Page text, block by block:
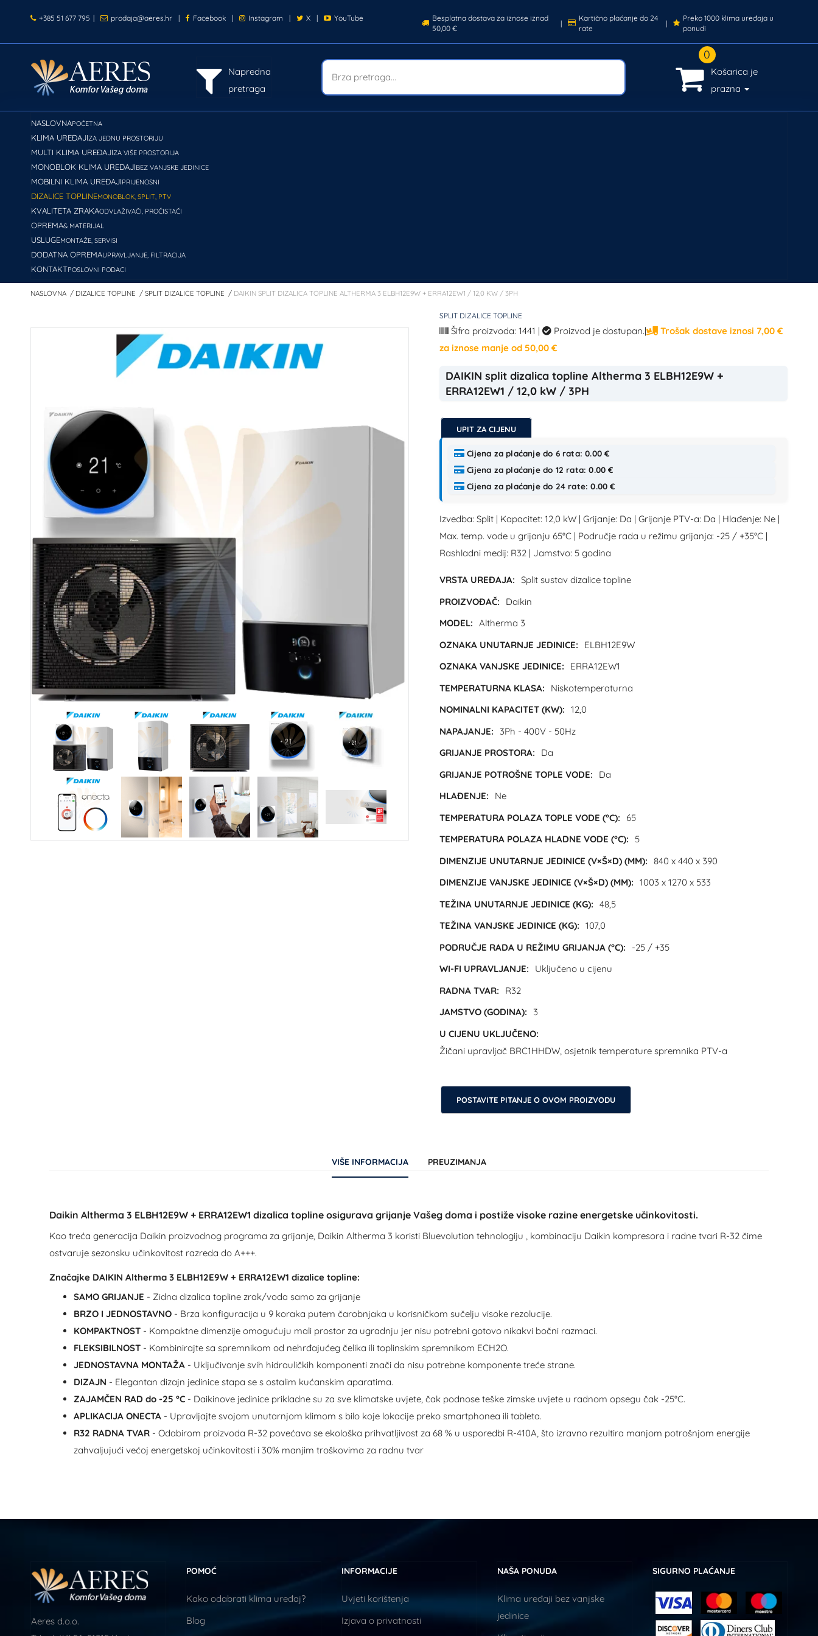
+385 51 677 795 | prodaja@aeres.hr | Facebook | Instagram | X | YouTube
Besplatna dostava za iznose iznad
50,00 €
|
Kartično plaćanje do 24
rate
|
Preko 1000 klima uređaja u
ponudi
Napredna
pretraga
0
Košarica je
prazna
NASLOVNAPOČETNA
KLIMA UREĐAJIZA JEDNU PROSTORIJU
MULTI KLIMA UREĐAJIZA VIŠE PROSTORIJA
MONOBLOK KLIMA UREĐAJIBEZ VANJSKE JEDINICE
MOBILNI KLIMA UREĐAJIPRIJENOSNI
DIZALICE TOPLINEMONOBLOK, SPLIT, PTV
KVALITETA ZRAKAODVLAŽIVAČI, PROČISTAČI
OPREMA& MATERIJAL
USLUGEMONTAŽE, SERVISI
DODATNA OPREMAUPRAVLJANJE, FILTRACIJA
KONTAKTPOSLOVNI PODACI
NASLOVNA DIZALICE TOPLINE SPLIT DIZALICE TOPLINE DAIKIN SPLIT DIZALICA TOPLINE ALTHERMA 3 ELBH12E9W + ERRA12EW1 / 12,0 KW / 3PH
SPLIT DIZALICE TOPLINE
Šifra proizvoda: 1441 | Proizvod je dostupan.|
Trošak dostave iznosi 7,00 €
za iznose manje od 50,00 €
DAIKIN split dizalica topline Altherma 3 ELBH12E9W +
ERRA12EW1 / 12,0 kW / 3PH
UPIT ZA CIJENU
Cijena za plaćanje do 6 rata: 0.00 €
Cijena za plaćanje do 12 rata: 0.00 €
Cijena za plaćanje do 24 rate: 0.00 €
Izvedba: Split | Kapacitet: 12,0 kW | Grijanje: Da | Grijanje PTV-a: Da | Hlađenje: Ne |
Max. temp. vode u grijanju 65°C | Područje rada u režimu grijanja: -25 / +35°C |
Rashladni medij: R32 | Jamstvo: 5 godina
VRSTA UREĐAJA: Split sustav dizalice topline
PROIZVOĐAČ:
Daikin
MODEL: Altherma 3
OZNAKA UNUTARNJE JEDINICE:
ELBH12E9W
OZNAKA VANJSKE JEDINICE:
ERRA12EW1
TEMPERATURNA KLASA:
Niskotemperaturna
NOMINALNI KAPACITET (KW): 12,0
NAPAJANJE:
3Ph - 400V - 50Hz
GRIJANJE PROSTORA:
Da
GRIJANJE POTROŠNE TOPLE VODE:
Da
HLAĐENJE:
Ne
TEMPERATURA POLAZA TOPLE VODE (°C):
65
TEMPERATURA POLAZA HLADNE VODE (°C):
5
DIMENZIJE UNUTARNJE JEDINICE (V×Š×D) (MM): 840 x 440 x 390
DIMENZIJE VANJSKE JEDINICE (V×Š×D) (MM): 1003 x 1270 x 533
TEŽINA UNUTARNJE JEDINICE (KG): 48,5
TEŽINA VANJSKE JEDINICE (KG): 107,0
PODRUČJE RADA U REŽIMU GRIJANJA (°C):
-25 / +35
WI-FI UPRAVLJANJE:
Uključeno u cijenu
RADNA TVAR:
R32
JAMSTVO (GODINA):
3
U CIJENU UKLJUČENO:
Žičani upravljač BRC1HHDW, osjetnik temperature spremnika PTV-a
POSTAVITE PITANJE O OVOM PROIZVODU
VIŠE INFORMACIJA PREUZIMANJA
Daikin Altherma 3 ELBH12E9W + ERRA12EW1 dizalica topline osigurava grijanje Vašeg doma i postiže visoke razine energetske učinkovitosti.
Kao treća generacija Daikin proizvodnog programa za grijanje, Daikin Altherma 3 koristi Bluevolution tehnologiju , kombinaciju Daikin kompresora i radne tvari R-32 čime
ostvaruje sezonsku učinkovitost razreda do A+++.
Značajke DAIKIN Altherma 3 ELBH12E9W + ERRA12EW1 dizalice topline:
SAMO GRIJANJE - Zidna dizalica topline zrak/voda samo za grijanje
BRZO I JEDNOSTAVNO- Brza konfiguracija u 9 koraka putem čarobnjaka u korisničkom sučelju visoke rezolucije.
KOMPAKTNOST- Kompaktne dimenzije omogućuju mali prostor za ugradnju jer nisu potrebni gotovo nikakvi bočni razmaci.
FLEKSIBILNOST- Kombinirajte sa spremnikom od nehrđajućeg čelika ili toplinskim spremnikom ECH2O.
JEDNOSTAVNA MONTAŽA- Uključivanje svih hidrauličkih komponenti znači da nisu potrebne komponente treće strane.
DIZAJN - Elegantan dizajn jedinice stapa se s ostalim kućanskim aparatima.
ZAJAMČEN RAD do -25 °C- Daikinove jedinice prikladne su za sve klimatske uvjete, čak podnose teške zimske uvjete u radnom opsegu čak -25°C.
APLIKACIJA ONECTA- Upravljajte svojom unutarnjom klimom s bilo koje lokacije preko smartphonea ili tableta.
R32 RADNA TVAR- Odabirom proizvoda R-32 povećava se ekološka prihvatljivost za 68 % u usporedbi R-410A, što izravno rezultira manjom potrošnjom energije
zahvaljujući većoj energetskoj učinkovitosti i 30% manjim troškovima za radnu tvar
Aeres d.o.o.
POMOĆ
Kako odabrati klima uređaj?
Blog
INFORMACIJE
Uvjeti korištenja
Izjava o privatnosti
NAŠA PONUDA
Klima uređaji bez vanjske
jedinice
SIGURNO PLAĆANJE